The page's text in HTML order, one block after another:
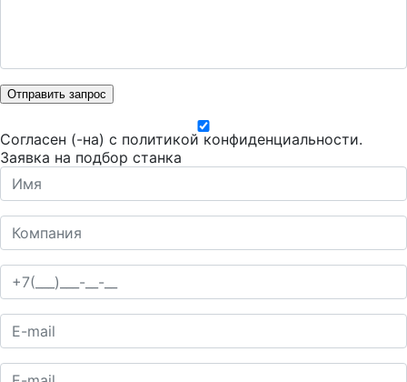
Отправить запрос
Согласен (-на) с политикой конфиденциальности.
Заявка на подбор станка